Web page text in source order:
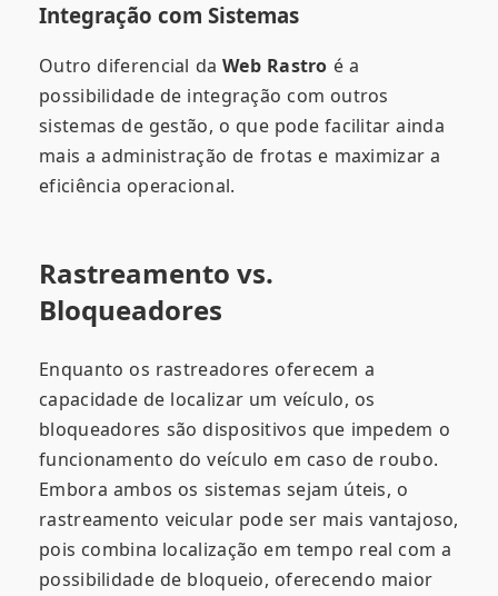
Integração com Sistemas
Outro diferencial daWeb Rastro é a
possibilidade de integração com outros
sistemas de gestão, o que pode facilitar ainda
mais a administração de frotas e maximizar a
eficiência operacional.
Rastreamento vs.
Bloqueadores
Enquanto os rastreadores oferecem a
capacidade de localizar um veículo, os
bloqueadores são dispositivos que impedem o
funcionamento do veículo em caso de roubo.
Embora ambos os sistemas sejam úteis, o
rastreamento veicular pode ser mais vantajoso,
pois combina localização em tempo real com a
possibilidade de bloqueio, oferecendo maior